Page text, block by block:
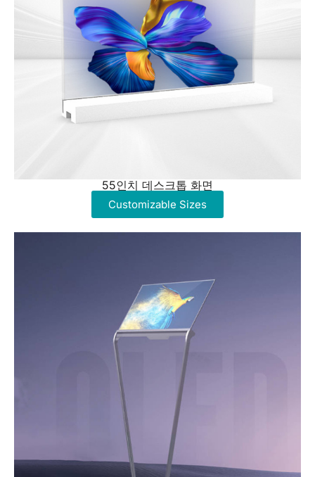
55인치 데스크톱 화면
Customizable Sizes